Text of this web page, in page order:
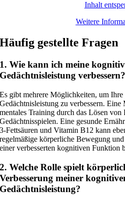
Inhalt
Weitere
Häufig gestellte Fragen
1. Wie kann ich meine
Gedächtnisleistung verbessern?
Es gibt mehrere Möglichkeiten, um
Gedächtnisleistung zu verbessern.
mentales Training durch das Lösen von
Gedächtnisspielen. Eine gesunde
3-Fettsäuren und Vitamin B12 kann
regelmäßige körperliche Bewegung
einer verbesserten kognitiven Funktion
2. Welche Rolle spielt
Verbesserung meiner
Gedächtnisleistung?